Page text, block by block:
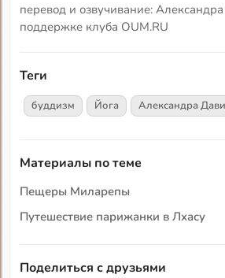
перевод и озвучивание:
поддержке клуба OUM.RU
Теги
буддизм Йога Александра
Материалы по теме
Пещеры Миларепы
Путешествие парижанки в Лхасу
Поделиться с друзьями